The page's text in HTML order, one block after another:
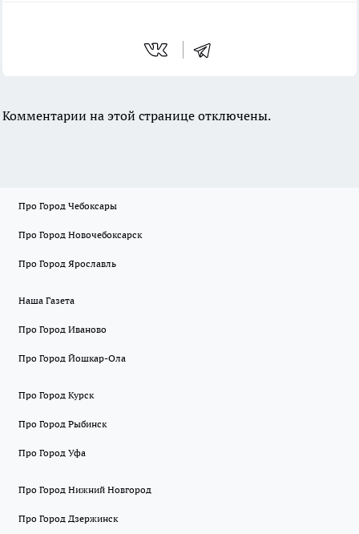
Комментарии на этой странице отключены.
Про Город Чебоксары
Про Город Новочебоксарск
Про Город Ярославль
Наша Газета
Про Город Иваново
Про Город Йошкар-Ола
Про Город Курск
Про Город Рыбинск
Про Город Уфа
Про Город Нижний Новгород
Про Город Дзержинск